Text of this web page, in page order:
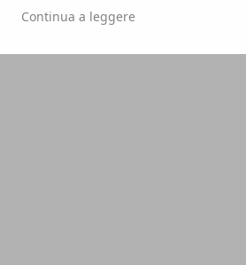
Continua a leggere